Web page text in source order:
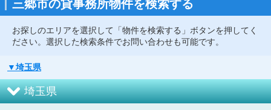
三郷市の貸事務所物件を検索する
お探しのエリアを選択して「物件を検索する」ボタンを押してく
ださい。選択した検索条件でお問い合わせも可能です。
▼埼玉県
埼玉県